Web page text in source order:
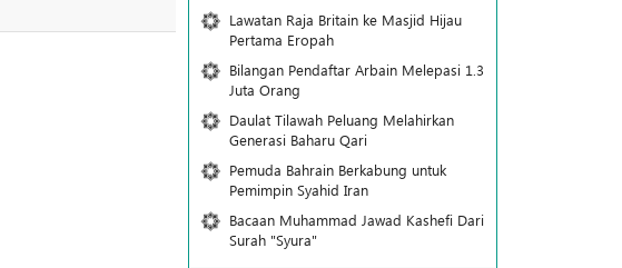
Lawatan Raja Britain ke Masjid Hijau
Pertama Eropah
Bilangan Pendaftar Arbain Melepasi 1.3
Juta Orang
Daulat Tilawah Peluang Melahirkan
Generasi Baharu Qari
Pemuda Bahrain Berkabung untuk
Pemimpin Syahid Iran
Bacaan Muhammad Jawad Kashefi Dari
Surah "Syura"